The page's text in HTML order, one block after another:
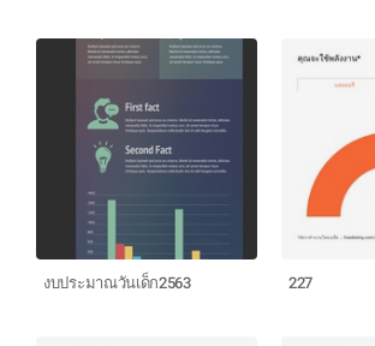
งบประมาณ​วันเด็ก​2563 227